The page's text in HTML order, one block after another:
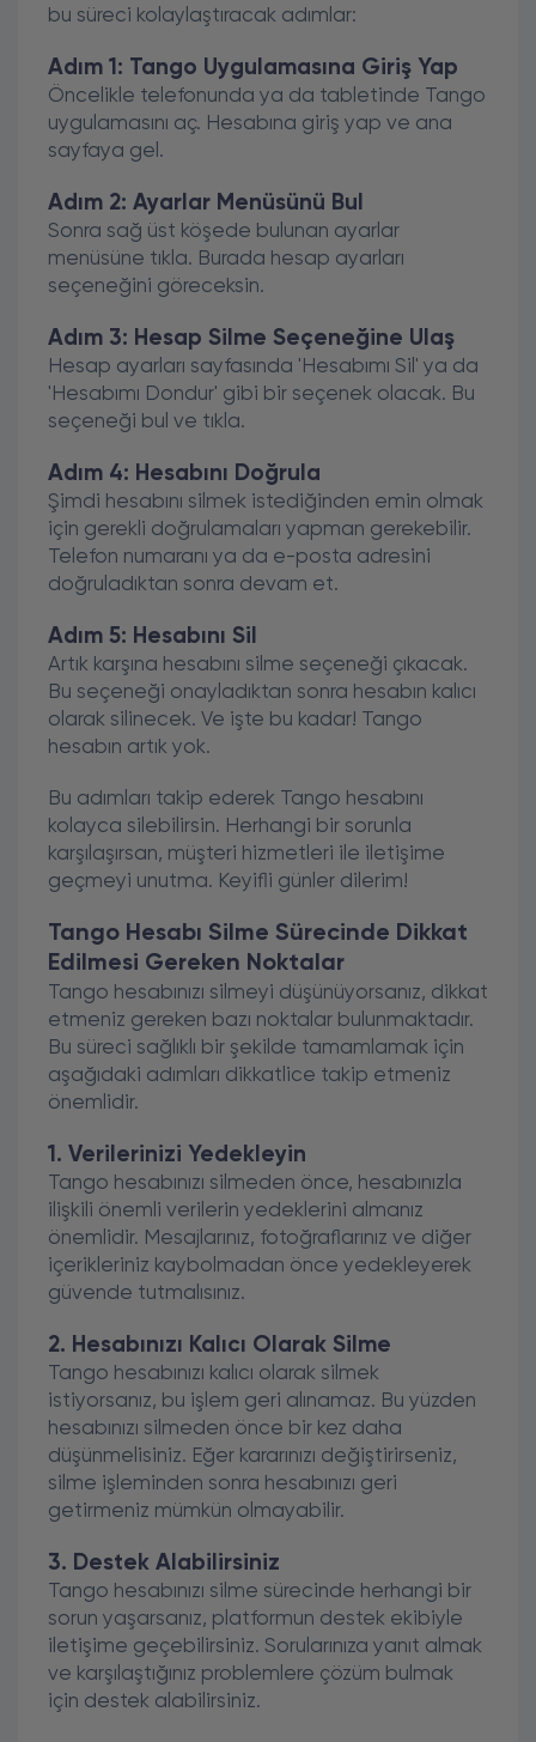
bu süreci kolaylaştıracak adımlar:
Adım 1: Tango Uygulamasına Giriş Yap
Öncelikle telefonunda ya da tabletinde Tango
uygulamasını aç. Hesabına giriş yap ve ana
sayfaya gel.
Adım 2: Ayarlar Menüsünü Bul
Sonra sağ üst köşede bulunan ayarlar
menüsüne tıkla. Burada hesap ayarları
seçeneğini göreceksin.
Adım 3: Hesap Silme Seçeneğine Ulaş
Hesap ayarları sayfasında 'Hesabımı Sil' ya da
'Hesabımı Dondur' gibi bir seçenek olacak. Bu
seçeneği bul ve tıkla.
Adım 4: Hesabını Doğrula
Şimdi hesabını silmek istediğinden emin olmak
için gerekli doğrulamaları yapman gerekebilir.
Telefon numaranı ya da e-posta adresini
doğruladıktan sonra devam et.
Adım 5: Hesabını Sil
Artık karşına hesabını silme seçeneği çıkacak.
Bu seçeneği onayladıktan sonra hesabın kalıcı
olarak silinecek. Ve işte bu kadar! Tango
hesabın artık yok.
Bu adımları takip ederek Tango hesabını
kolayca silebilirsin. Herhangi bir sorunla
karşılaşırsan, müşteri hizmetleri ile iletişime
geçmeyi unutma. Keyifli günler dilerim!
Tango Hesabı Silme Sürecinde Dikkat
Edilmesi Gereken Noktalar
Tango hesabınızı silmeyi düşünüyorsanız, dikkat
etmeniz gereken bazı noktalar bulunmaktadır.
Bu süreci sağlıklı bir şekilde tamamlamak için
aşağıdaki adımları dikkatlice takip etmeniz
önemlidir.
1. Verilerinizi Yedekleyin
Tango hesabınızı silmeden önce, hesabınızla
ilişkili önemli verilerin yedeklerini almanız
önemlidir. Mesajlarınız, fotoğraflarınız ve diğer
içerikleriniz kaybolmadan önce yedekleyerek
güvende tutmalısınız.
2. Hesabınızı Kalıcı Olarak Silme
Tango hesabınızı kalıcı olarak silmek
istiyorsanız, bu işlem geri alınamaz. Bu yüzden
hesabınızı silmeden önce bir kez daha
düşünmelisiniz. Eğer kararınızı değiştirirseniz,
silme işleminden sonra hesabınızı geri
getirmeniz mümkün olmayabilir.
3. Destek Alabilirsiniz
Tango hesabınızı silme sürecinde herhangi bir
sorun yaşarsanız, platformun destek ekibiyle
iletişime geçebilirsiniz. Sorularınıza yanıt almak
ve karşılaştığınız problemlere çözüm bulmak
için destek alabilirsiniz.